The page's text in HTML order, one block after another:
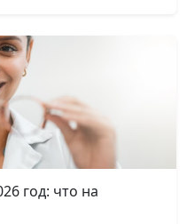
год: что на